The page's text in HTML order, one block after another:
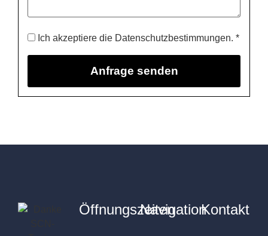
Ich akzeptiere die Datenschutzbestimmungen. *
Öffnungszeiten
NavigationKontakt